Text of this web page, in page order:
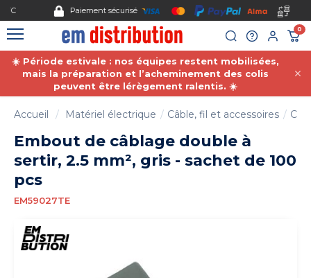
Paiement sécurisé
0
☀️ Période estivale : nos équipes restent mobilisées,
mais la préparation et l’acheminement des colis
peuvent être lérègement ralentis. ☀️
Accueil Matériel électrique Câble, fil et accessoires
Embout de câblage double à
sertir, 2.5 mm², gris - sachet de 100
pcs
EM59027TE
Gestion des cookies